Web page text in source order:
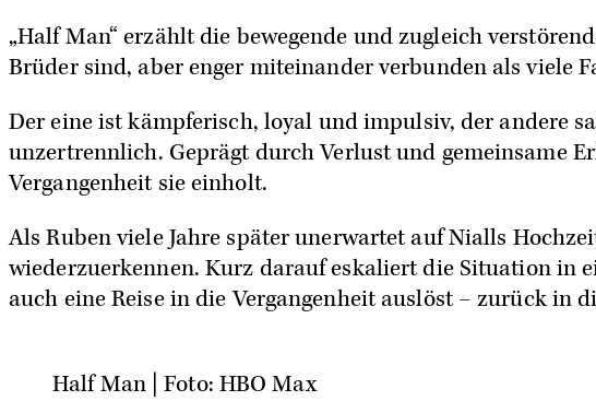
„Half Man“ erzählt die bewegende und zugleich
Brüder sind, aber enger miteinander verbunden als viele
Der eine ist kämpferisch, loyal und impulsiv, der andere
unzertrennlich. Geprägt durch Verlust und gemeinsame
Vergangenheit sie einholt.
Als Ruben viele Jahre später unerwartet auf Nialls
wiederzuerkennen. Kurz darauf eskaliert die Situation in
auch eine Reise in die Vergangenheit auslöst – zurück in
Half Man | Foto: HBO Max